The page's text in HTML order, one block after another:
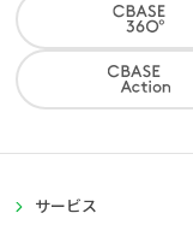
サービス